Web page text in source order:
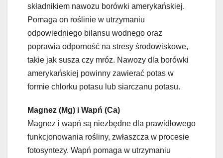
składnikiem nawozu borówki amerykańskiej.
Pomaga on roślinie w utrzymaniu
odpowiedniego bilansu wodnego oraz
poprawia odporność na stresy środowiskowe,
takie jak susza czy mróz. Nawozy dla borówki
amerykańskiej powinny zawierać potas w
formie chlorku potasu lub siarczanu potasu.
Magnez (Mg) i Wapń (Ca)
Magnez i wapń są niezbędne dla prawidłowego
funkcjonowania rośliny, zwłaszcza w procesie
fotosyntezy. Wapń pomaga w utrzymaniu